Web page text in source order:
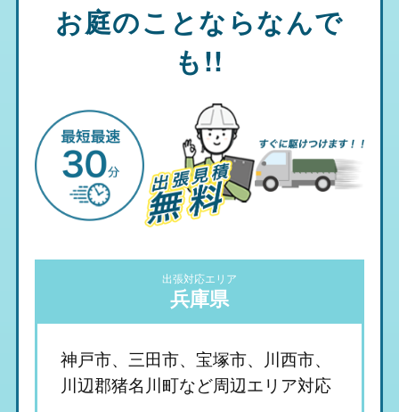
お庭のことならなんで
も!!
出張対応エリア
兵庫県
神戸市、三田市、宝塚市、川西市、
川辺郡猪名川町など周辺エリア対応